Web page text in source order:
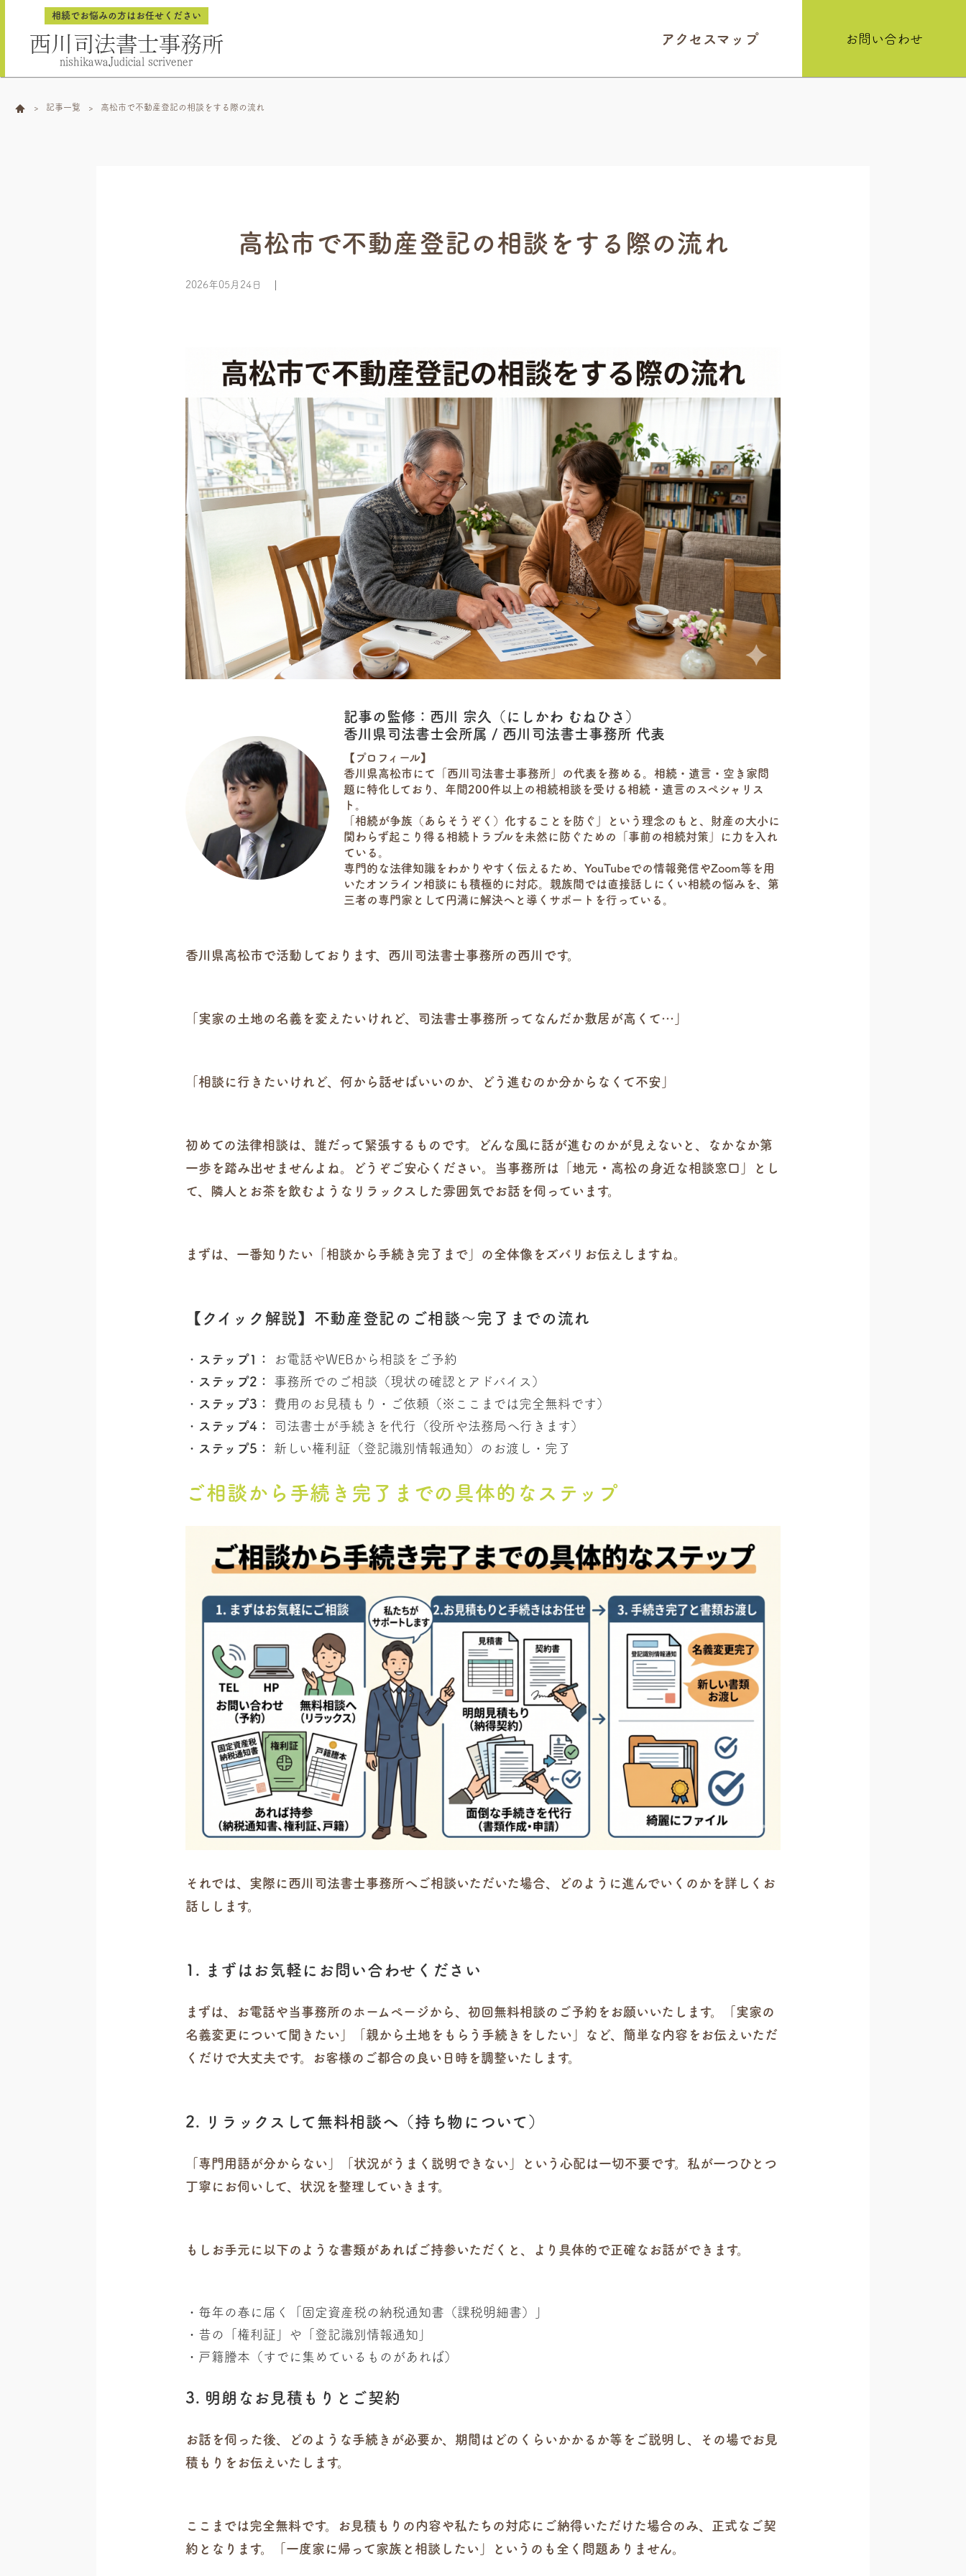
相続でお悩みの方はお任せください
西川司法書士事務所
nishikawaJudicial scrivener
アクセスマップ お問い合わせ
記事一覧 高松市で不動産登記の相談をする際の流れ
高松市で不動産登記の相談をする際の流れ
2026年05月24日
記事の監修：西川 宗久（にしかわ むねひさ）
香川県司法書士会所属 / 西川司法書士事務所 代表
【プロフィール】
香川県高松市にて「西川司法書士事務所」の代表を務める。相続・遺言・空き家問
題に特化しており、年間200件以上の相続相談を受ける相続・遺言のスペシャリス
ト。
「相続が争族（あらそうぞく）化することを防ぐ」という理念のもと、財産の大小に
関わらず起こり得る相続トラブルを未然に防ぐための「事前の相続対策」に力を入れ
ている。
専門的な法律知識をわかりやすく伝えるため、YouTubeでの情報発信やZoom等を用
いたオンライン相談にも積極的に対応。親族間では直接話しにくい相続の悩みを、第
三者の専門家として円満に解決へと導くサポートを行っている。
香川県高松市で活動しております、西川司法書士事務所の西川です。
「実家の土地の名義を変えたいけれど、司法書士事務所ってなんだか敷居が高くて…」
「相談に行きたいけれど、何から話せばいいのか、どう進むのか分からなくて不安」
初めての法律相談は、誰だって緊張するものです。どんな風に話が進むのかが見えないと、なかなか第
一歩を踏み出せませんよね。どうぞご安心ください。当事務所は「地元・高松の身近な相談窓口」とし
て、隣人とお茶を飲むようなリラックスした雰囲気でお話を伺っています。
まずは、一番知りたい「相談から手続き完了まで」の全体像をズバリお伝えしますね。
【クイック解説】不動産登記のご相談〜完了までの流れ
ステップ1：
お電話やWEBから相談をご予約
ステップ2：
事務所でのご相談（現状の確認とアドバイス）
ステップ3：
費用のお見積もり・ご依頼（※ここまでは完全無料です）
ステップ4：
司法書士が手続きを代行（役所や法務局へ行きます）
ステップ5：
新しい権利証（登記識別情報通知）のお渡し・完了
ご相談から手続き完了までの具体的なステップ
それでは、実際に西川司法書士事務所へご相談いただいた場合、どのように進んでいくのかを詳しくお
話しします。
1. まずはお気軽にお問い合わせください
まずは、お電話や当事務所のホームページから、初回無料相談のご予約をお願いいたします。「実家の
名義変更について聞きたい」「親から土地をもらう手続きをしたい」など、簡単な内容をお伝えいただ
くだけで大丈夫です。お客様のご都合の良い日時を調整いたします。
2. リラックスして無料相談へ（持ち物について）
「専門用語が分からない」「状況がうまく説明できない」という心配は一切不要です。私が一つひとつ
丁寧にお伺いして、状況を整理していきます。
もしお手元に以下のような書類があればご持参いただくと、より具体的で正確なお話ができます。
毎年の春に届く「固定資産税の納税通知書（課税明細書）」
昔の「権利証」や「登記識別情報通知」
戸籍謄本（すでに集めているものがあれば）
3. 明朗なお見積もりとご契約
お話を伺った後、どのような手続きが必要か、期間はどのくらいかかるか等をご説明し、その場でお見
積もりをお伝えいたします。
ここまでは完全無料です。お見積もりの内容や私たちの対応にご納得いただけた場合のみ、正式なご契
約となります。「一度家に帰って家族と相談したい」というのも全く問題ありません。